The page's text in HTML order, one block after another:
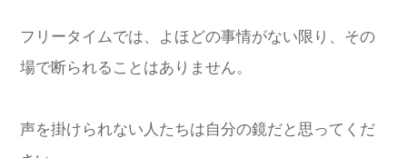
フリータイムでは、よほどの事情がない限り、その
場で断られることはありません。
声を掛けられない人たちは自分の鏡だと思ってくだ